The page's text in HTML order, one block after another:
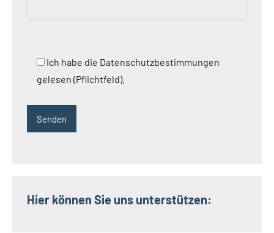
Ich habe die Datenschutzbestimmungen
gelesen (Pflichtfeld).
Hier können Sie uns unterstützen: